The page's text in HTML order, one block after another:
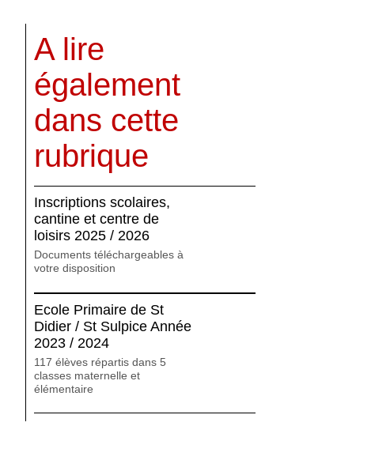
A lire
également
dans cette
rubrique
Inscriptions scolaires,
cantine et centre de
loisirs 2025 / 2026
Documents téléchargeables à
votre disposition
Ecole Primaire de St
Didier / St Sulpice Année
2023 / 2024
117 élèves répartis dans 5
classes maternelle et
élémentaire